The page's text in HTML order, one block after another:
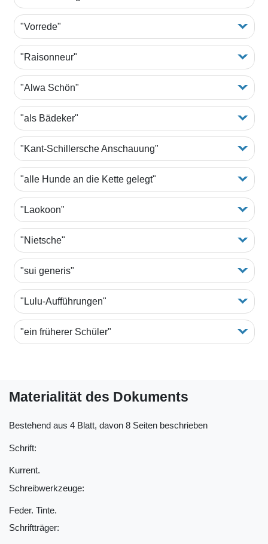
"Vorrede"
"Raisonneur"
"Alwa Schön"
"als Bädeker"
"Kant-Schillersche Anschauung"
"alle Hunde an die Kette gelegt"
"Laokoon"
"Nietsche"
"sui generis"
"Lulu-Aufführungen"
"ein früherer Schüler"
Materialität des Dokuments
Bestehend aus 4 Blatt, davon 8 Seiten beschrieben
Schrift:
Kurrent.
Schreibwerkzeuge:
Feder. Tinte.
Schriftträger: